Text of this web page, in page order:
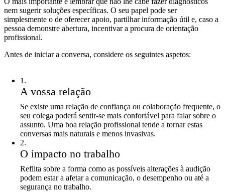
nem sugerir soluções específicas. O seu papel pode ser
simplesmente o de oferecer apoio, partilhar informação útil e, caso a
pessoa demonstre abertura, incentivar a procura de orientação
profissional.
Antes de iniciar a conversa, considere os seguintes aspetos:
1 .
A vossa relação
Se existe uma relação de confiança ou colaboração frequente, o
seu colega poderá sentir-se mais confortável para falar sobre o
assunto. Uma boa relação profissional tende a tornar estas
conversas mais naturais e menos invasivas.
2.
O impacto no trabalho
Reflita sobre a forma como as possíveis alterações à audição
podem estar a afetar a comunicação, o desempenho ou até a
segurança no trabalho.